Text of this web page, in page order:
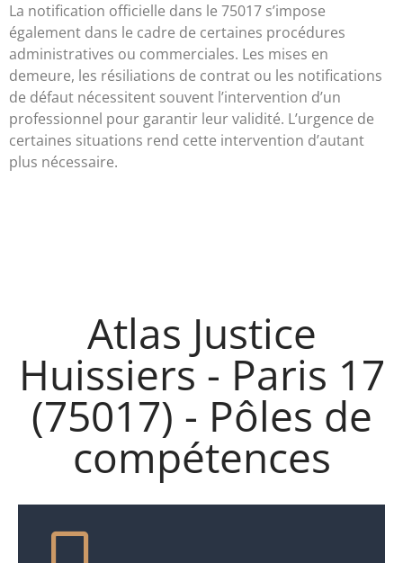
La notification officielle dans le 75017 s’impose
également dans le cadre de certaines procédures
administratives ou commerciales. Les mises en
demeure, les résiliations de contrat ou les notifications
de défaut nécessitent souvent l’intervention d’un
professionnel pour garantir leur validité. L’urgence de
certaines situations rend cette intervention d’autant
plus nécessaire.
Atlas Justice
Huissiers - Paris 17
(75017) - Pôles de
compétences